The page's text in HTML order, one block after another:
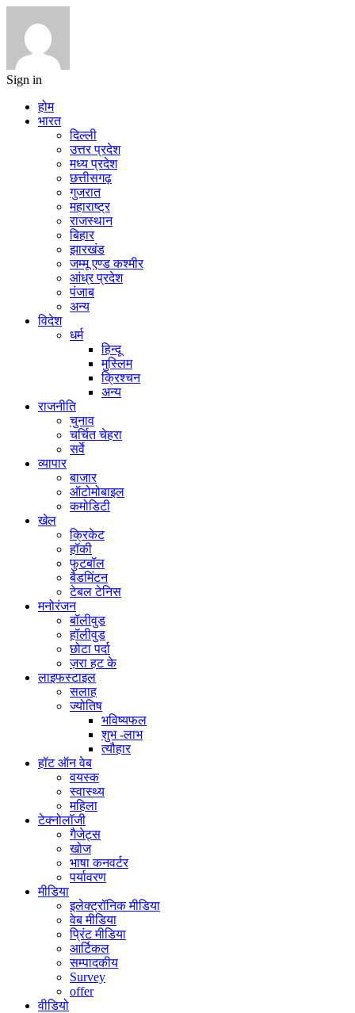
Sign in
होम
भारत
दिल्ली
उत्तर प्रदेश
मध्य प्रदेश
छत्तीसगढ़
गुजरात
महाराष्ट्र
राजस्थान
बिहार
झारखंड
जम्मू एण्ड कश्मीर
आंध्र प्रदेश
पंजाब
अन्य
विदेश
धर्म
हिन्दू
मुस्लिम
क्रिश्चन
अन्य
राजनीति
चुनाव
चर्चित चेहरा
सर्वे
व्यापार
बाजार
ऑटोमोबाइल
कमोडिटी
खेल
क्रिकेट
हॉकी
फुटबॉल
बैडमिंटन
टेबल टेनिस
मनोरंजन
बॉलीवुड
हॉलीवुड
छोटा पर्दा
ज़रा हट के
लाइफस्टाइल
सलाह
ज्योतिष
भविष्यफल
शुभ -लाभ
त्यौहार
हॉट ऑन वेब
वयस्क
स्वास्थ्य
महिला
टेक्नोलॉजी
गैजेट्स
खोज
भाषा कनवर्टर
पर्यावरण
मीडिया
इलेक्ट्रॉनिक मीडिया
वेब मीडिया
प्रिंट मीडिया
आर्टिकल
सम्पादकीय
Survey
offer
वीडियो